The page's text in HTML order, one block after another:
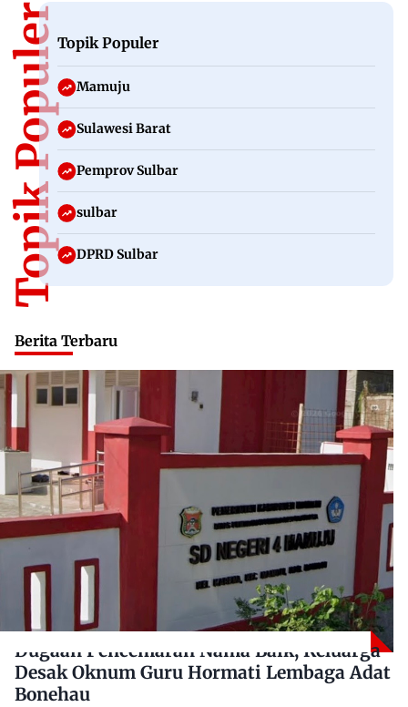
Topik PopulerTopik Populer
Mamuju
Sulawesi Barat
Pemprov Sulbar
sulbar
DPRD Sulbar
Berita Terbaru
Dugaan Pencemaran Nama Baik, Keluarga
Desak Oknum Guru Hormati Lembaga Adat
Bonehau